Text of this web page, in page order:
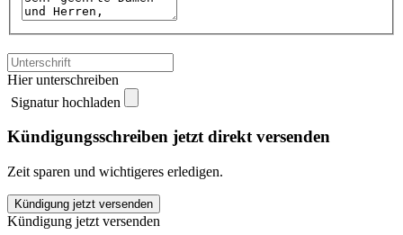
Hier unterschreiben
Signatur hochladen
Kündigungsschreiben jetzt direkt versenden
Zeit sparen und wichtigeres erledigen.
I.Q
Mania
Kündigung jetzt versenden
Kündigung jetzt versenden